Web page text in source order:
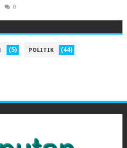
0
(5) POLITIK (44)